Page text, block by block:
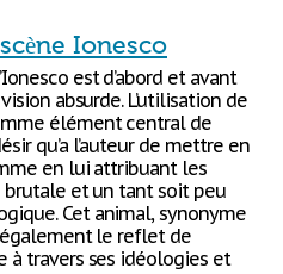
Ionesco
est d’abord et avant
absurde. L’utilisation de
élément central de
qu’a l’auteur de mettre en
en lui attribuant les
brutale et un tant soit peu
Cet animal, synonyme
le reflet de
à travers ses idéologies et